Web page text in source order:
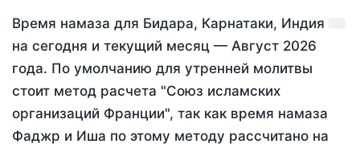
Время намаза для Бидара, Карнатаки, Индия
на сегодня и текущий месяц — Август 2026
года. По умолчанию для утренней молитвы
стоит метод расчета "Союз исламских
организаций Франции", так как время намаза
Фаджр и Иша по этому методу рассчитано на